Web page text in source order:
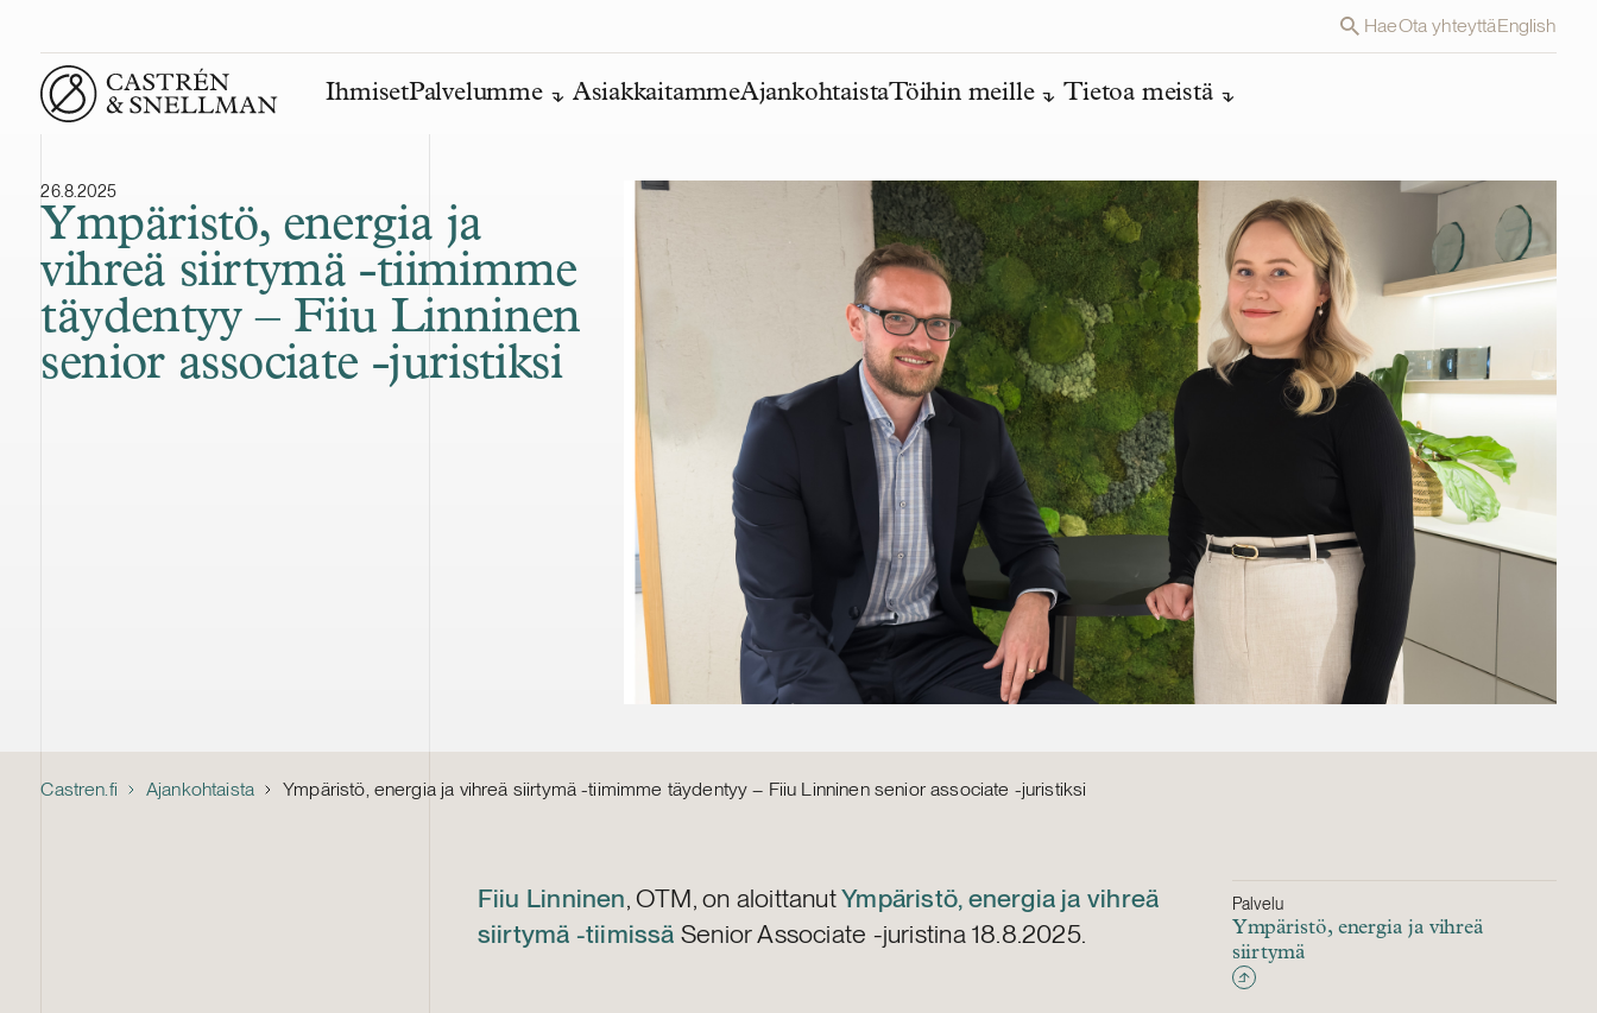
HaeOta yhteyttäEnglish
Front page
IhmisetPalvelumme AsiakkaitammeAjankohtaistaTöihin meille Tietoa meistä
26.8.2025
Ympäristö, energia ja
vihreä siirtymä -tiimimme
täydentyy – Fiiu Linninen
senior associate -juristiksi
Castren.fi Ajankohtaista Ympäristö, energia ja vihreä siirtymä -tiimimme täydentyy – Fiiu Linninen senior associate -juristiksi
Fiiu Linninen, OTM, on aloittanutYmpäristö, energia ja vihreä
siirtymä -tiimissä Senior Associate -juristina 18.8.2025.
Palvelu
Ympäristö, energia ja vihreä
siirtymä